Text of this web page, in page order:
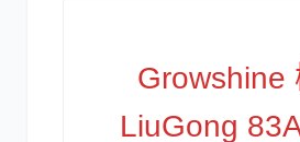
Growshine
LiuGong